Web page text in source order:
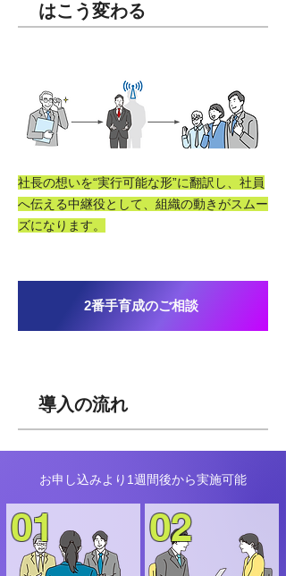
はこう変わる
社長の想いを“実行可能な形”に翻訳し、社員
へ伝える中継役として、組織の動きがスムー
ズになります。​
2番手育成のご相談
導入の流れ
お申し込みより1週間後から実施可能
01 02